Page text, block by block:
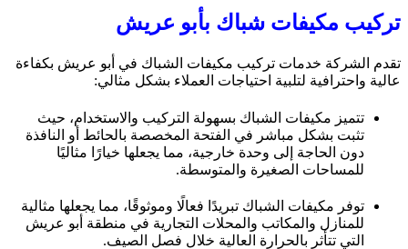
تركيب مكيفات شباك بأبو عريش
تقدم الشركة خدمات تركيب مكيفات الشباك في أبو عريش بكفاءة
عالية واحترافية لتلبية احتياجات العملاء بشكل مثالي:
تتميز مكيفات الشباك بسهولة التركيب والاستخدام، حيث
تثبت بشكل مباشر في الفتحة المخصصة بالحائط أو النافذة
دون الحاجة إلى وحدة خارجية، مما يجعلها خيارًا مثاليًا
للمساحات الصغيرة والمتوسطة.
توفر مكيفات الشباك تبريدًا فعالًا وموثوقًا، مما يجعلها مثالية
للمنازل والمكاتب والمحلات التجارية في منطقة أبو عريش
التي تتأثر بالحرارة العالية خلال فصل الصيف.